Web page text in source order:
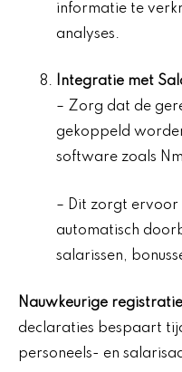
informatie te
analyses.
Integratie met
– Zorg dat de
gekoppeld
software zoals
– Dit zorgt
automatisch
salarissen,
Nauwkeurige
declaraties bespaart
personeels- en